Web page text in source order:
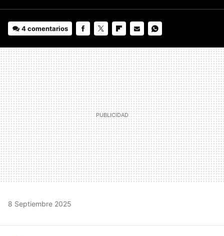
4 comentarios
MAIL
8 Septiembre 2025